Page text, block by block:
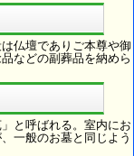
仏壇でありご本尊や御
などの副葬品を納めら
と呼ばれる。室内にお
一般のお墓と同じよう